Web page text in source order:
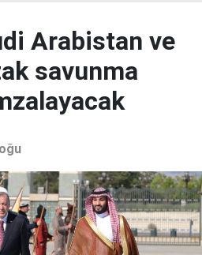
Arabistan ve
savunma